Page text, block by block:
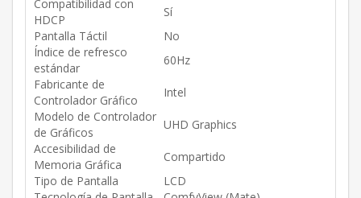
Compatibilidad con
HDCP
Sí
Pantalla Táctil
No
Índice de refresco
estándar
60Hz
Fabricante de
Controlador Gráfico
Intel
Modelo de Controlador
de Gráficos
UHD Graphics
Accesibilidad de
Memoria Gráfica
Compartido
Tipo de Pantalla
LCD